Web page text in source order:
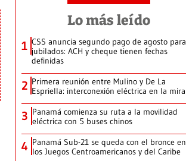
Lo más leído
1 CSS anuncia segundo pago de agosto para
jubilados: ACH y cheque tienen fechas
definidas
2 Primera reunión entre Mulino y De La
Espriella: interconexión eléctrica en la mira
3 Panamá comienza su ruta a la movilidad
eléctrica con 5 buses chinos
4 Panamá Sub-21 se queda con el bronce en
los Juegos Centroamericanos y del Caribe